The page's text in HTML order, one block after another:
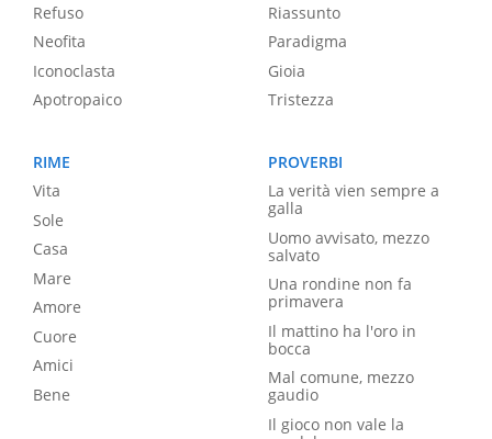
Refuso
Neofita
Iconoclasta
Apotropaico
Riassunto
Paradigma
Gioia
Tristezza
RIME
Vita
Sole
Casa
Mare
Amore
Cuore
Amici
Bene
PROVERBI
La verità vien sempre a
galla
Uomo avvisato, mezzo
salvato
Una rondine non fa
primavera
Il mattino ha l'oro in
bocca
Mal comune, mezzo
gaudio
Il gioco non vale la